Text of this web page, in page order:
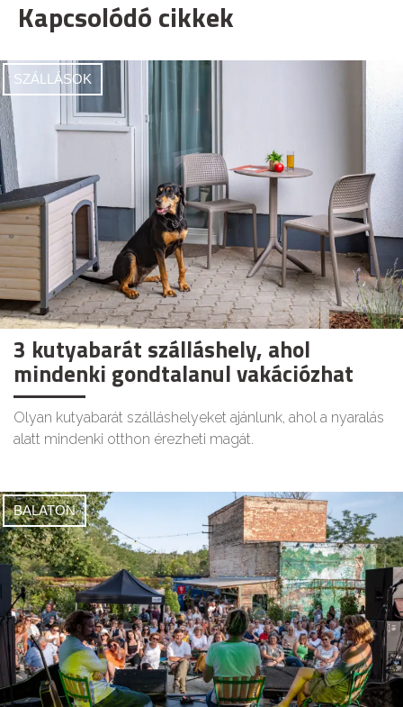
Kapcsolódó cikkek
SZÁLLÁSOK
3 kutyabarát szálláshely, ahol
mindenki gondtalanul vakációzhat
Olyan kutyabarát szálláshelyeket ajánlunk, ahol a nyaralás
alatt mindenki otthon érezheti magát.
BALATON